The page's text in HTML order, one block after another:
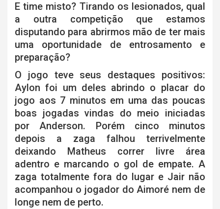
E time misto? Tirando os lesionados, qual
a outra competição que estamos
disputando para abrirmos mão de ter mais
uma oportunidade de entrosamento e
preparação?
O jogo teve seus destaques positivos:
Aylon foi um deles abrindo o placar do
jogo aos 7 minutos em uma das poucas
boas jogadas vindas do meio iniciadas
por Anderson. Porém cinco minutos
depois a zaga falhou terrivelmente
deixando Matheus correr livre área
adentro e marcando o gol de empate. A
zaga totalmente fora do lugar e Jair não
acompanhou o jogador do Aimoré nem de
longe nem de perto.